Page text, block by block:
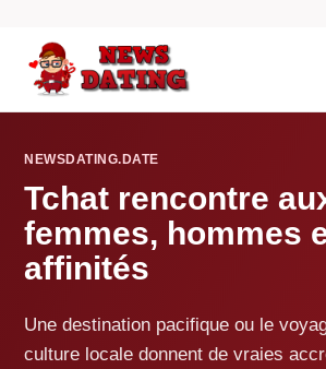
NEWSDATING.DATE
Tchat rencontre
femmes, hommes
affinités
Une destination pacifique ou le
culture locale donnent de vraies